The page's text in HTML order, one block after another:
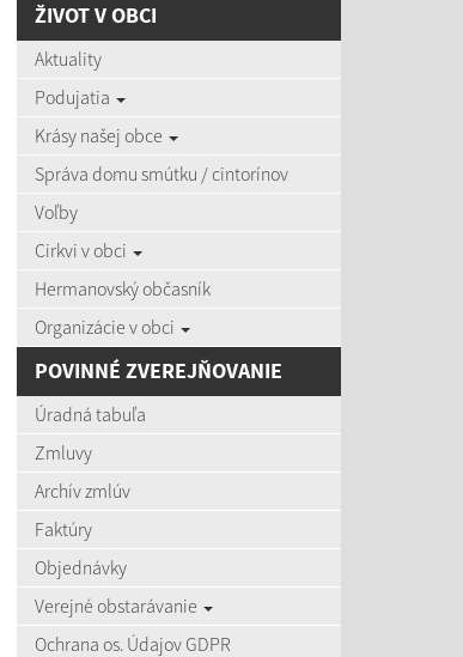
ŽIVOT V OBCI
Aktuality
Podujatia
Krásy našej obce
Správa domu smútku / cintorínov
Voľby
Cirkvi v obci
Hermanovský občasník
Organizácie v obci
POVINNÉ ZVEREJŇOVANIE
Úradná tabuľa
Zmluvy
Archív zmlúv
Faktúry
Objednávky
Verejné obstarávanie
Ochrana os. Údajov GDPR